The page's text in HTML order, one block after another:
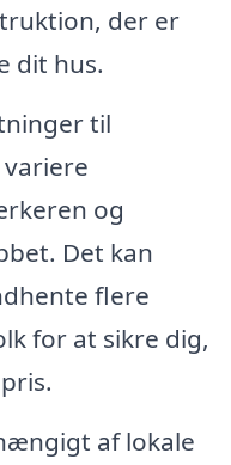
der er
dit hus.
til
og
Det kan
flere
for at sikre dig,
af lokale